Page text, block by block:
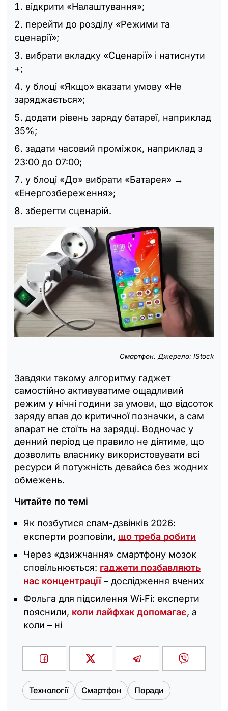
відкрити «Налаштування»;
перейти до розділу «Режими та
сценарії»;
вибрати вкладку «Сценарії» і натиснути
+;
у блоці «Якщо» вказати умову «Не
заряджається»;
додати рівень заряду батареї, наприклад
35%;
задати часовий проміжок, наприклад з
23:00 до 07:00;
у блоці «До» вибрати «Батарея» →
«Енергозбереження»;
зберегти сценарій.
Смартфон. Джерело: IStock
Завдяки такому алгоритму гаджет
самостійно активуватиме ощадливий
режим у нічні години за умови, що відсоток
заряду впав до критичної позначки, а сам
апарат не стоїть на зарядці. Водночас у
денний період це правило не діятиме, що
дозволить власнику використовувати всі
ресурси й потужність девайса без жодних
обмежень.
Читайте по темі
Як позбутися спам-дзвінків 2026:
експерти розповіли, що треба робити
Через «дзижчання» смартфону мозок
сповільнюється: гаджети позбавляють
нас концентрації– дослідження вчених
Фольга для підсилення Wi‑Fi: експерти
пояснили, коли лайфхак допомагає, а
коли – ні
Технології Смартфон Поради